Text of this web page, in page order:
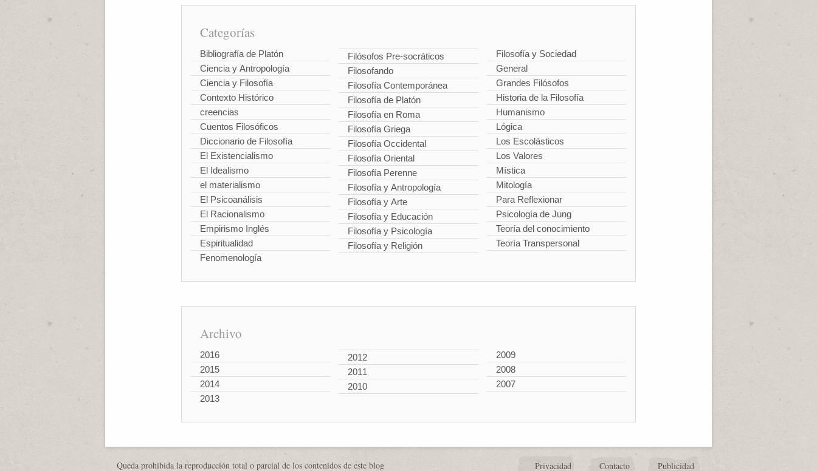
Categorías
Bibliografía de Platón
Ciencia y Antropología
Ciencia y Filosofía
Contexto Histórico
creencias
Cuentos Filosóficos
Diccionario de Filosofía
El Existencialismo
El Idealismo
el materialismo
El Psicoanálisis
El Racionalismo
Empirismo Inglés
Espiritualidad
Fenomenología
Filósofos Pre-socráticos
Filosofando
Filosofía Contemporánea
Filosofía de Platón
Filosofía en Roma
Filosofía Griega
Filosofía Occidental
Filosofía Oriental
Filosofía Perenne
Filosofía y Antropología
Filosofía y Arte
Filosofía y Educación
Filosofía y Psicología
Filosofía y Religión
Filosofía y Sociedad
General
Grandes Filósofos
Historia de la Filosofía
Humanismo
Lógica
Los Escolásticos
Los Valores
Mística
Mitología
Para Reflexionar
Psicología de Jung
Teoría del conocimiento
Teoría Transpersonal
Archivo
2016
2015
2014
2013
2012
2011
2010
2009
2008
2007
Queda prohibida la reproducción total o parcial de los contenidos de este blog Privacidad Contacto Publicidad